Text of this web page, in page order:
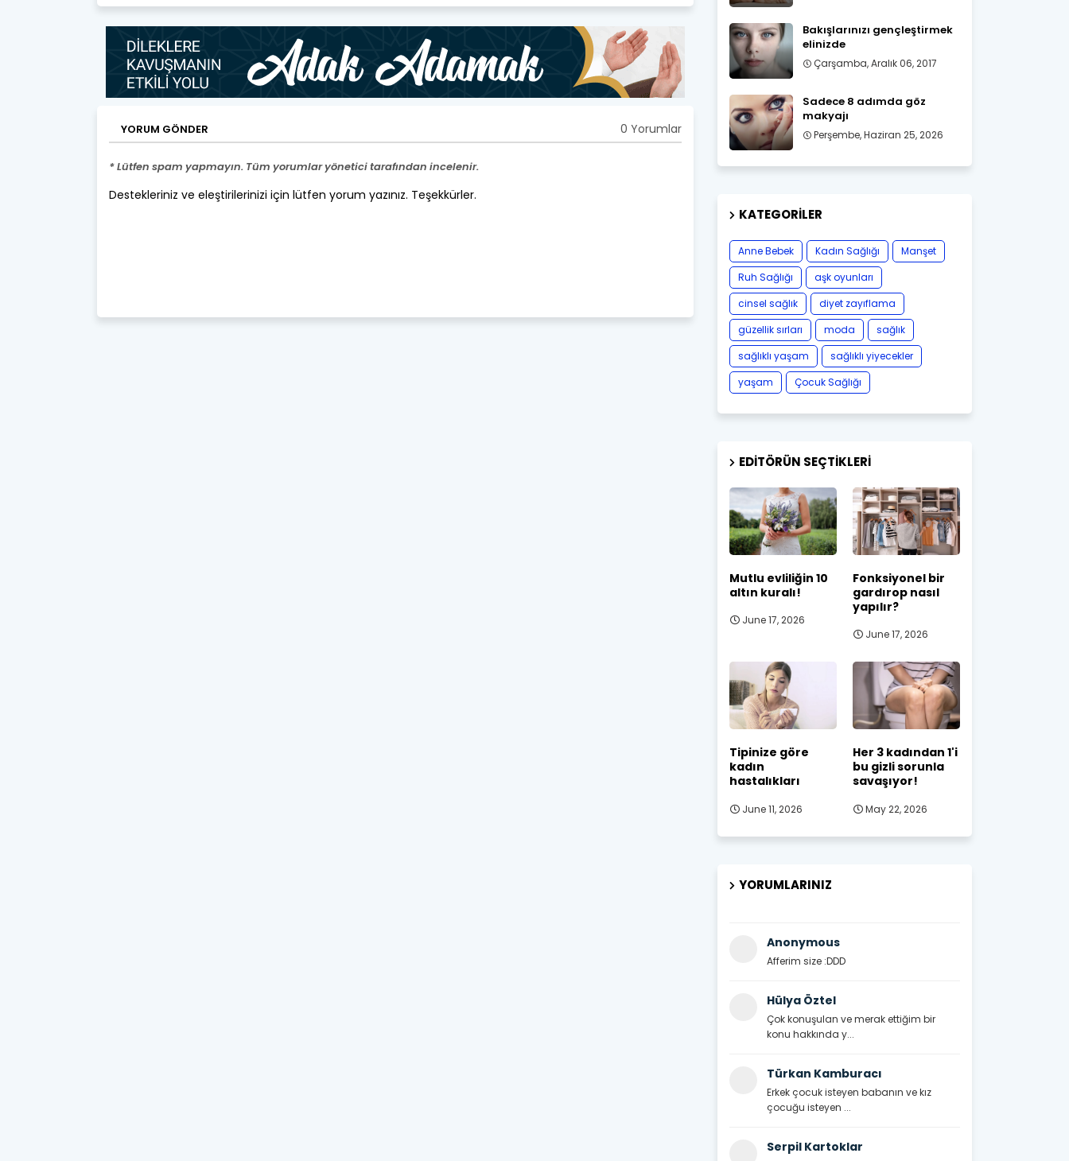
YORUM GÖNDER 0 Yorumlar
* Lütfen spam yapmayın. Tüm yorumlar yönetici tarafından incelenir.
Destekleriniz ve eleştirilerinizi için lütfen yorum yazınız. Teşekkürler.
Bakışlarınızı gençleştirmek
elinizde
Çarşamba, Aralık 06, 2017
Sadece 8 adımda göz
makyajı
Perşembe, Haziran 25, 2026
KATEGORILER
Anne Bebek Kadın Sağlığı
Manşet
Ruh Sağlığı
aşk oyunları
cinsel sağlık
diyet zayıflama
güzellik sırları
moda
sağlık
sağlıklı yaşam
sağlıklı yiyecekler
yaşam
Çocuk Sağlığı
EDITÖRÜN SEÇTIKLERI
Mutlu evliliğin 10
altın kuralı!
June 17, 2026
Fonksiyonel bir
gardırop nasıl
yapılır?
June 17, 2026
Tipinize göre
kadın
hastalıkları
June 11, 2026
Her 3 kadından 1'i
bu gizli sorunla
savaşıyor!
May 22, 2026
YORUMLARINIZ
Anonymous
Afferim size :DDD
Hülya Öztel
Çok konuşulan ve merak ettiğim bir
konu hakkında y...
Türkan Kamburacı
Erkek çocuk isteyen babanın ve kız
çocuğu isteyen ...
Serpil Kartoklar